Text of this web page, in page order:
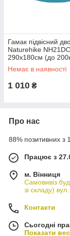
Гамак підвісний
Naturehike
290х180см (до
Блакитний
Немає в наявності
1 010 ₴
Про нас
88% позитивних з
Працює з
м. Вінниця
Самовивіз
зі складу)
Контакти
Сьогодні
Показати